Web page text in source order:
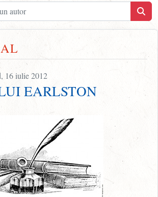
16 iulie 2012
EARLSTON